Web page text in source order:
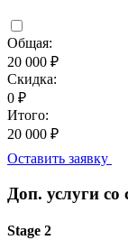
Общая:
20 000 ₽
Скидка:
0 ₽
Итого:
20 000 ₽
Оставить заявку
Доп. услуги со
Stage 2